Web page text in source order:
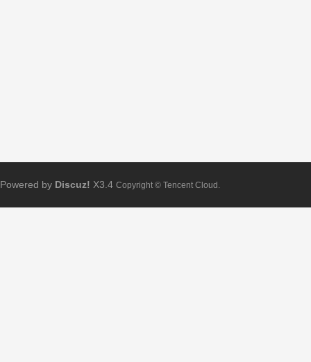
Powered by Discuz! X3.4 Copyright © Tencent Cloud.